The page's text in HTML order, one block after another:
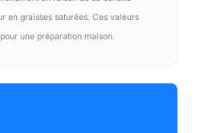
en graisses saturées. Ces valeurs
une préparation maison.